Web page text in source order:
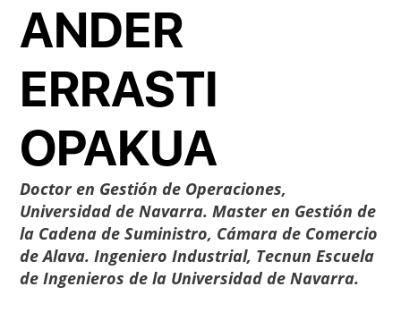
ANDER
ERRASTI
OPAKUA
Doctor en Gestión de Operaciones,
Universidad de Navarra. Master en Gestión de
la Cadena de Suministro, Cámara de Comercio
de Alava. Ingeniero Industrial, Tecnun Escuela
de Ingenieros de la Universidad de Navarra.